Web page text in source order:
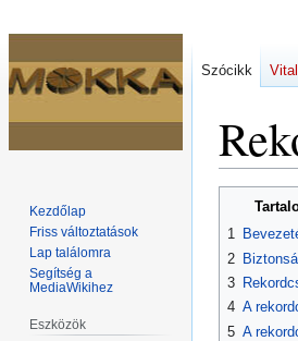
Ugrás
Ugrás
1
2
3
4 A
5 A
Szócikk
Kezdőlap
Friss változtatások
Lap találomra
Segítség a
MediaWikihez
Eszközök